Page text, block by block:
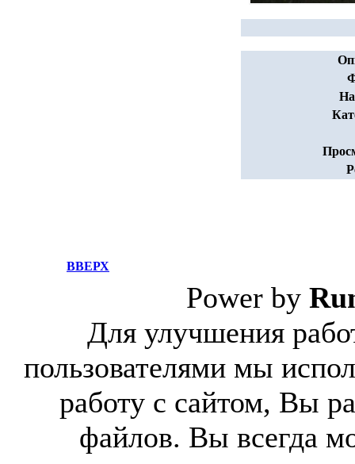
ВВЕРХ
Power by
Для улучшения
пользователями мы
работу с сайтом, Вы
файлов. Вы всегда